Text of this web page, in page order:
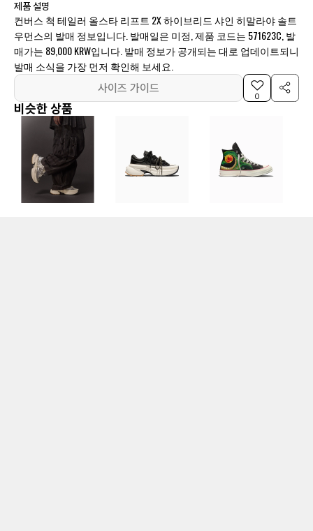
제품 설명
컨버스 척 테일러 올스타 리프트 2X 하이브리드 샤인 히말라야 솔트
우먼스의 발매 정보입니다. 발매일은 미정, 제품 코드는 571623C, 발
매가는 89,000 KRW입니다. 발매 정보가 공개되는 대로 업데이트되니
발매 소식을 가장 먼저 확인해 보세요.
사이즈 가이드
0
비슷한 상품